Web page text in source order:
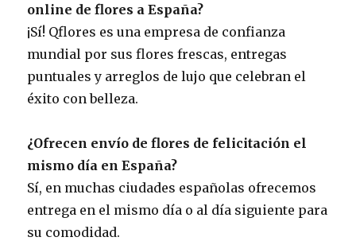
online de flores a España?
¡Sí! Qflores es una empresa de confianza
mundial por sus flores frescas, entregas
puntuales y arreglos de lujo que celebran el
éxito con belleza.
¿Ofrecen envío de flores de felicitación el
mismo día en España?
Sí, en muchas ciudades españolas ofrecemos
entrega en el mismo día o al día siguiente para
su comodidad.